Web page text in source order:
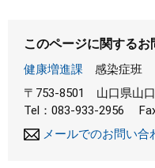
このページに関するお
健康増進課
感染症班
〒753-8501
山口県山
Tel：083-933-2956
メールでのお問い合